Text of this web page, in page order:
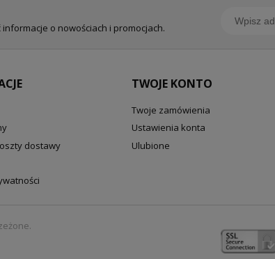
o nowościach i promocjach.
dostawy
TWOJE KONTO
Twoje zamówienia
Ustawienia konta
Ulubione